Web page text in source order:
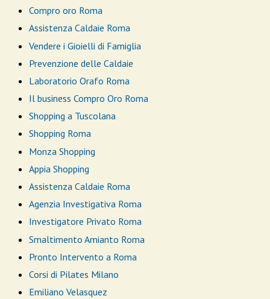
Compro oro Roma
Assistenza Caldaie Roma
Vendere i Gioielli di Famiglia
Prevenzione delle Caldaie
Laboratorio Orafo Roma
Il business Compro Oro Roma
Shopping a Tuscolana
Shopping Roma
Monza Shopping
Appia Shopping
Assistenza Caldaie Roma
Agenzia Investigativa Roma
Investigatore Privato Roma
Smaltimento Amianto Roma
Pronto Intervento a Roma
Corsi di Pilates Milano
Emiliano Velasquez